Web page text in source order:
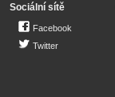
Sociální sítě
Facebook
Twitter